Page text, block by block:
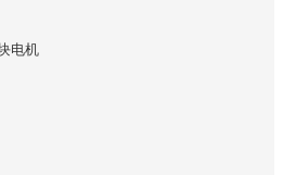
电机